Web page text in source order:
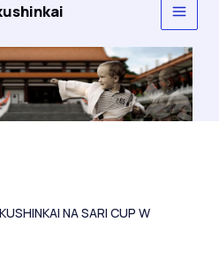
Main
NA SARI CUP W